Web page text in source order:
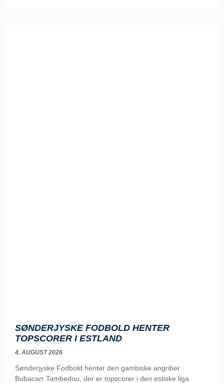
SØNDERJYSKE FODBOLD HENTER
TOPSCORER I ESTLAND
4. AUGUST 2026
Sønderjyske Fodbold henter den gambiske angriber
Bubacarr Tambedou, der er topscorer i den estiske liga.